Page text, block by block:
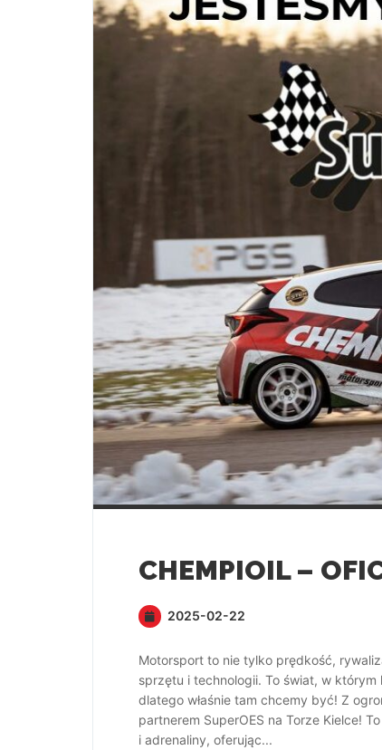
2025-02-22
Motorsport to nie tylko prędkość,
sprzętu i technologii. To świat, w
dlatego właśnie tam chcemy być! Z
partnerem SuperOES na Torze Kielce!
i adrenaliny, oferując...